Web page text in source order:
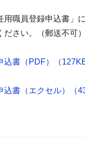
用職員登録申込書」
さい。（郵送不可）
書（PDF）（127KB
書（エクセル）（